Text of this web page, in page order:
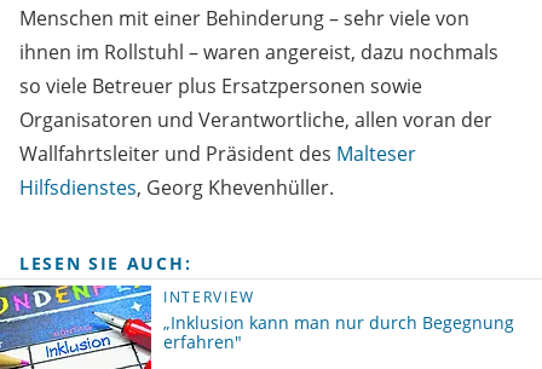
Menschen mit einer Behinderung – sehr viele von
ihnen im Rollstuhl – waren angereist, dazu nochmals
so viele Betreuer plus Ersatzpersonen sowie
Organisatoren und Verantwortliche, allen voran der
Wallfahrtsleiter und Präsident des Malteser
Hilfsdienstes, Georg Khevenhüller.
LESEN SIE AUCH:
INTERVIEW
„Inklusion kann man nur durch Begegnung
erfahren"